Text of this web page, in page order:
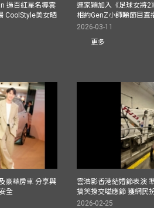
過百紅星名導雲
CoolStyle美女晒
連家穎加入《足球女將
相約GenZ小師睇節目直
2026-03-11
更多
豪華房車 分享與
全
雲浩影香港結婚節表演
搞笑撩交嗌應節 獲網民
2026-02-25